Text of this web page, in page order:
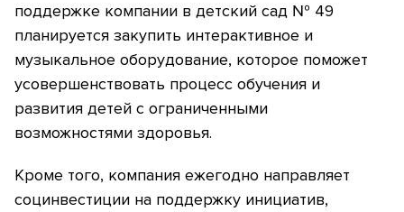
поддержке компании в детский сад № 49
планируется закупить интерактивное и
музыкальное оборудование, которое поможет
усовершенствовать процесс обучения и
развития детей с ограниченными
возможностями здоровья.
Кроме того, компания ежегодно направляет
социнвестиции на поддержку инициатив,